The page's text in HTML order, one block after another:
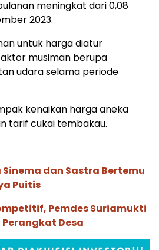
meningkat dari 0,08
2023.
untuk harga diatur
musiman berupa
udara selama periode
kenaikan harga aneka
tarif cukai tembakau.
Sinema dan Sastra Bertemu
Puitis
Pemdes Suriamukti
Perangkat Desa